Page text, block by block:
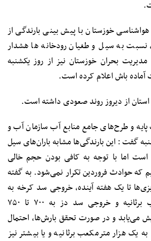
خوزستان با پیش بینی بارندگی از
نسبت به سیل و طغیان رودخانه ها هشدار
بحران خوزستان نیز از روز یکشنبه
باش اعلام کرده است.
از دیروز روند صعودی داشته است.
پایه و طرح‌های جامع منابع آب سازمان آب و
گفت : این بارندگی‌ها مشابه باران‌های سیل
است اما با توجه به کافی بودن حجم خالی
که حوادث فروردین تکرار نمی‌شود. به گفته
تا یک هفته آینده، خروجی سد کرخه به
۴۰۰ تا ۴۵۰ مترمکعب برثانیه و خروجی سد دز به ۷۰۰ تا ۷۵۰
می‌یابد و در صورت تحقق بارش‌ها، احتمال
یک هزار مترمکعب برثانیه و یا بیشتر نیز